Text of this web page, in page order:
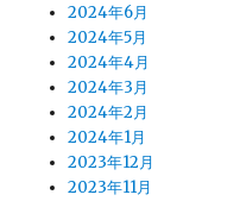
2024年6月
2024年5月
2024年4月
2024年3月
2024年2月
2024年1月
2023年12月
2023年11月